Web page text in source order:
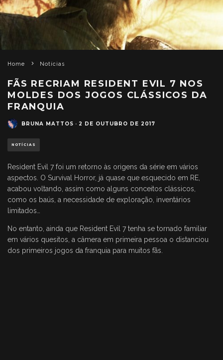
Home Notícias
FÃS RECRIAM RESIDENT EVIL 7 NOS
MOLDES DOS JOGOS CLÁSSICOS DA
FRANQUIA
BRUNA MATTOS · 2 DE OUTUBRO DE 2017
NOTÍCIAS
Resident Evil 7 foi um retorno às origens da série em vários
aspectos. O Survival Horror, já quase que esquecido em RE,
acabou voltando, assim como alguns conceitos clássicos,
como os baús, a necessidade de exploração, inventários
limitados…
No entanto, ainda que Resident Evil 7 tenha se tornado familiar
em vários quesitos, a câmera em primeira pessoa o distanciou
dos primeiros jogos da franquia para muitos fãs.